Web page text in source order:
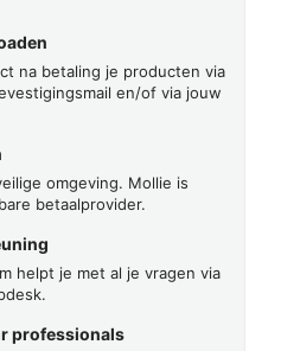
na betaling je producten via
en/of via jouw
omgeving. Mollie is
betaalprovider.
helpt je met al je vragen via
professionals